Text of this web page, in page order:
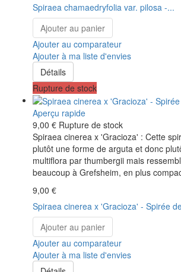
Spiraea chamaedryfolia var. pilosa -...
Ajouter au panier
Ajouter au comparateur
Ajouter à ma liste d'envies
Détails
Rupture de stock
Aperçu rapide
9,00 € Rupture de stock
Spiraea cinerea x 'Gracioza' : Cette
plutôt une forme de arguta et donc
multiflora par thumbergii mais
beaucoup à Grefsheim, en plus
9,00 €
Spiraea cinerea x 'Gracioza' - Spirée
Ajouter au panier
Ajouter au comparateur
Ajouter à ma liste d'envies